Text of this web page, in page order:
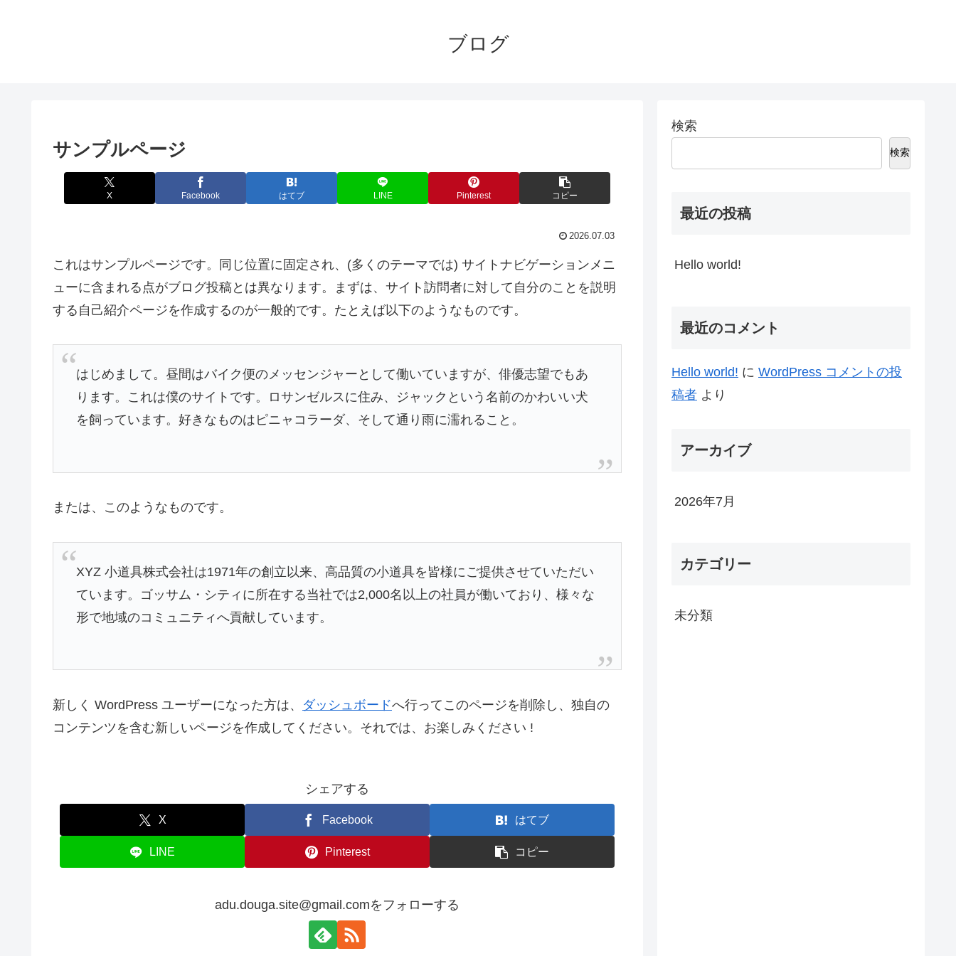
ブログ
サンプルページ
X Facebook はてブ LINE Pinterest コピー
2026.07.03
これはサンプルページです。同じ位置に固定され、(多くのテーマでは) サイトナビゲーションメニ
ューに含まれる点がブログ投稿とは異なります。まずは、サイト訪問者に対して自分のことを説明
する自己紹介ページを作成するのが一般的です。たとえば以下のようなものです。
はじめまして。昼間はバイク便のメッセンジャーとして働いていますが、俳優志望でもあ
ります。これは僕のサイトです。ロサンゼルスに住み、ジャックという名前のかわいい犬
を飼っています。好きなものはピニャコラーダ、そして通り雨に濡れること。
または、このようなものです。
XYZ 小道具株式会社は1971年の創立以来、高品質の小道具を皆様にご提供させていただい
ています。ゴッサム・シティに所在する当社では2,000名以上の社員が働いており、様々な
形で地域のコミュニティへ貢献しています。
新しく WordPress ユーザーになった方は、 ダッシュボードへ行ってこのページを削除し、独自の
コンテンツを含む新しいページを作成してください。それでは、お楽しみください !
シェアする
X Facebook はてブ
LINE Pinterest コピー
adu.douga.site@gmail.comをフォローする
検索
検索
最近の投稿
Hello world!
最近のコメント
Hello world! に WordPress コメントの投
稿者 より
アーカイブ
2026年7月
カテゴリー
未分類